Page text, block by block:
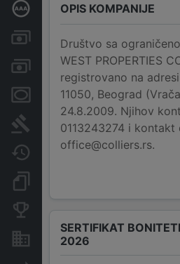
Dubinska bonitetna ocena
Kreditni limit kompanije
Računi i blokade
Menice i zaloge
Sudski sporovi
Javne nabavke
Konkurentske kompanije
Nekretnine i imovina
OPIS KOMPANIJE
Društvo sa
WEST PROPERTIES
registrovano na
11050, Beograd
24.8.2009. Njihov
0113243274 i kontakt
office@colliers.rs.
SERTIFIKAT
2026